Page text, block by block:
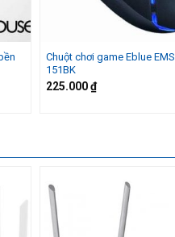
Chuột chơi game Eblue EMS
151BK
225.000₫